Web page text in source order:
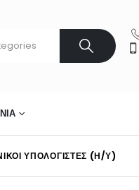
ΥΠΟΛΟΓΙΣΤΈΣ (Η/Υ)